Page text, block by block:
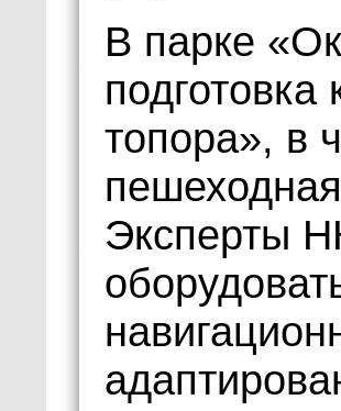
В парке
топора», в
Эксперты